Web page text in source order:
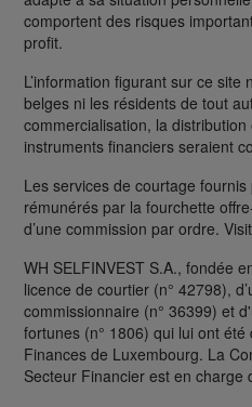
comportent des risques
profit.
L’information figurant sur ce site
belges ni les résidents de tout
commercialisation, la
instruments financiers seraient
Les services de courtage
rémunérés par la fourchette
d’une commission par ordre.
WH SELFINVEST S.A., fondée
licence de courtier (n° 42798),
commissionnaire (n° 36399) et
fortunes (n° 1806) qui lui ont
Finances de Luxembourg. La
Secteur Financier est en charge